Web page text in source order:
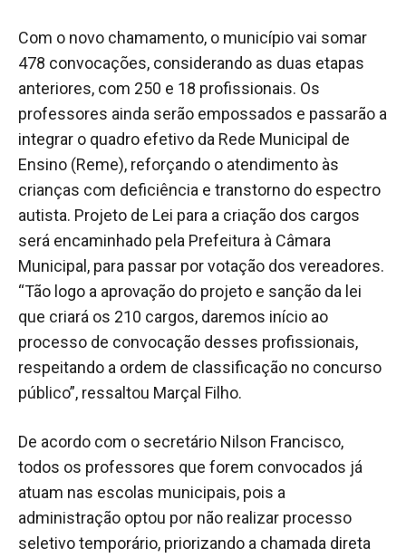
Com o novo chamamento, o município vai somar
478 convocações, considerando as duas etapas
anteriores, com 250 e 18 profissionais. Os
professores ainda serão empossados e passarão a
integrar o quadro efetivo da Rede Municipal de
Ensino (Reme), reforçando o atendimento às
crianças com deficiência e transtorno do espectro
autista. Projeto de Lei para a criação dos cargos
será encaminhado pela Prefeitura à Câmara
Municipal, para passar por votação dos vereadores.
“Tão logo a aprovação do projeto e sanção da lei
que criará os 210 cargos, daremos início ao
processo de convocação desses profissionais,
respeitando a ordem de classificação no concurso
público”, ressaltou Marçal Filho.
De acordo com o secretário Nilson Francisco,
todos os professores que forem convocados já
atuam nas escolas municipais, pois a
administração optou por não realizar processo
seletivo temporário, priorizando a chamada direta